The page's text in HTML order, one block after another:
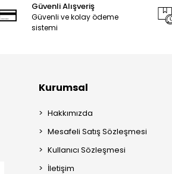
Güvenli Alışveriş
Güvenli ve kolay ödeme
sistemi
Kurumsal
Hakkımızda
Mesafeli Satış Sözleşmesi
Kullanıcı Sözleşmesi
İletişim